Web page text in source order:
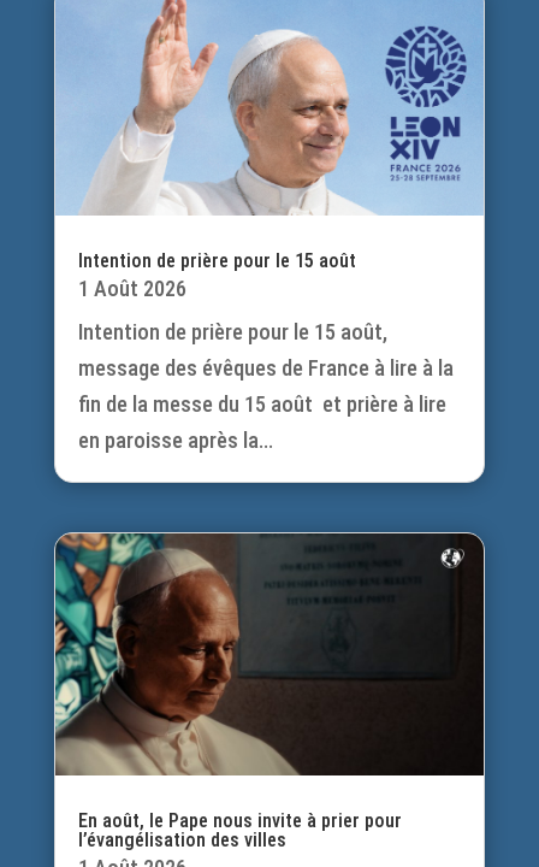
Intention de prière pour le 15 août
1 Août 2026
Intention de prière pour le 15 août,
message des évêques de France à lire à la
fin de la messe du 15 août et prière à lire
en paroisse après la...
En août, le Pape nous invite à prier pour
l’évangélisation des villes